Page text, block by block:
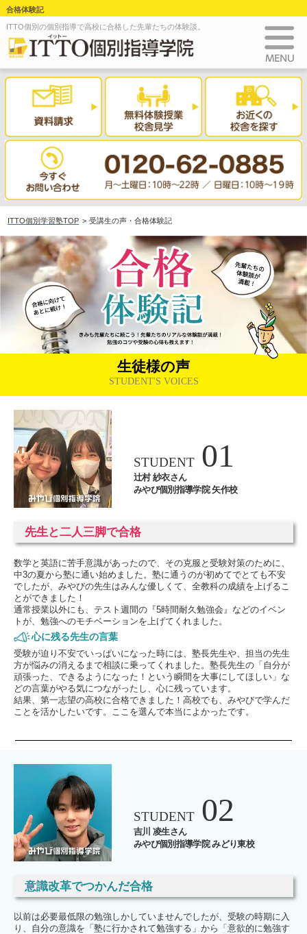
合格体験記
ITTO個別の個別指導で高校に合格した先輩たちの体験談。
ITTO個別学習塾TOP 受講生の声・合格体験記
生徒様の声
STUDENT'S VOICES
先生と二人三脚で合格
STUDENT 01
辻村 紗衣さん
みやび個別指導学院 矢作校
数学と英語に苦手意識があったので、その克服と受験対策のために、
中3の夏から塾に通い始めました。塾に通うのが初めてでとても不安
でしたが、みやびの先生はみんな優しくて、全教科の成績を上げるこ
とができました！
通常授業以外にも、テスト週間の『5時間耐久勉強会』などのイベン
トが、勉強へのモチベーションを上げてくれました。
心に残る先生の言葉
受験が迫り不安でいっぱいになった時には、塾長先生や、担当の先生
方が悩みの消えるまで相談に乗ってくれました。塾長先生の「自分が
頑張った、できるようになった！という瞬間を大事にしてほしい」な
どの言葉がやる気につながったし、心に残っています。
結果、第一志望の高校に合格できました！高校でも、みやびで学んだ
ことを活かしたいです。ここを選んで本当によかったです。
意識改革でつかんだ合格
STUDENT 02
吉川 凌生さん
みやび個別指導学院 みどり東校
以前は必要最低限の勉強しかしていませんでしたが、受験の時期に入
り、自分の意識を「塾に行かされて勉強する」から「意欲的に勉強す